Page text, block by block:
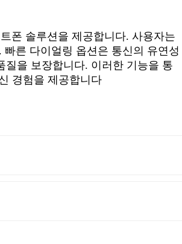
폰 솔루션을 제공합니다. 사용자는
른 다이얼링 옵션은 통신의 유연성
을 보장합니다. 이러한 기능을 통
경험을 제공합니다